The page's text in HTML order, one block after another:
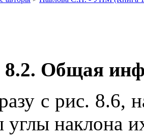
8.2. Общая
с рис. 8.6,
углы наклона